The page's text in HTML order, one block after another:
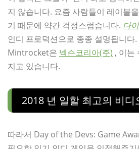
지 않습니다. 요즘 사람들이 레이블
기 때문에 약간 걱정스럽습니다. 다
인디 프로덕션으로 종종 설명됩니다
Mintrocket은 넥슨코리아(주) , 이는
지고 있습니다.
2018 년 일할 최고의 비디
따라서 Day of the Devs: Game